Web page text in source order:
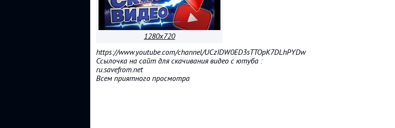
1280x720
https://www.youtube.com/channel/UCzIDW0ED3sTTOpK7DLhPYDw
Ссылочка на сайт для скачивания видео с ютуба :
ru.savefrom.net
Всем приятного просмотра